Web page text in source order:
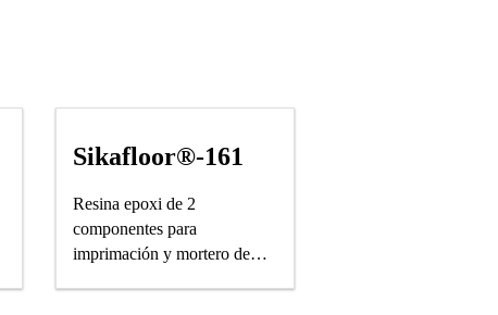
Sikafloor®-161
Resina epoxi de 2
componentes para
imprimación y mortero de